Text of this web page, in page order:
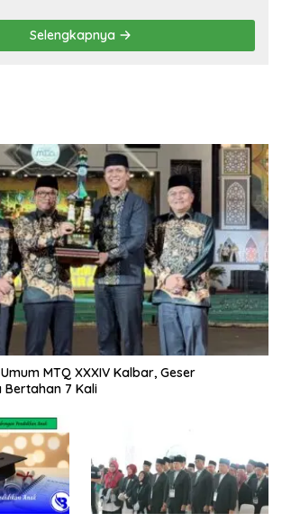
Selengkapnya
MTQ XXXIV Kalbar, Geser
7 Kali